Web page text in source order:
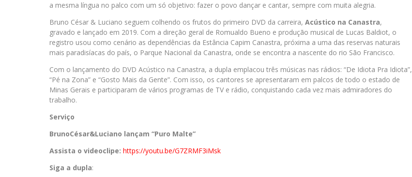
a mesma língua no palco com um só objetivo: fazer o povo dançar e cantar, sempre com muita alegria.
Bruno César & Luciano seguem colhendo os frutos do primeiro DVD da carreira, Acústico na Canastra,
gravado e lançado em 2019. Com a direção geral de Romualdo Bueno e produção musical de Lucas Baldiot, o
registro usou como cenário as dependências da Estância Capim Canastra, próxima a uma das reservas naturais
mais paradisíacas do país, o Parque Nacional da Canastra, onde se encontra a nascente do rio São Francisco.
Com o lançamento do DVD Acústico na Canastra, a dupla emplacou três músicas nas rádios: “De Idiota Pra Idiota”,
“Pé na Zona” e “Gosto Mais da Gente”. Com isso, os cantores se apresentaram em palcos de todo o estado de
Minas Gerais e participaram de vários programas de TV e rádio, conquistando cada vez mais admiradores do
trabalho.
Serviço
BrunoCésar&Luciano lançam “Puro Malte”
Assista o videoclipe: https://youtu.be/G7ZRMF3iMsk
Siga a dupla: